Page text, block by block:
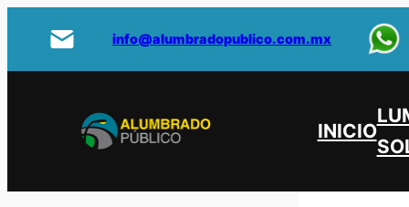
info@alumbradopublico.com.mx
INICIO